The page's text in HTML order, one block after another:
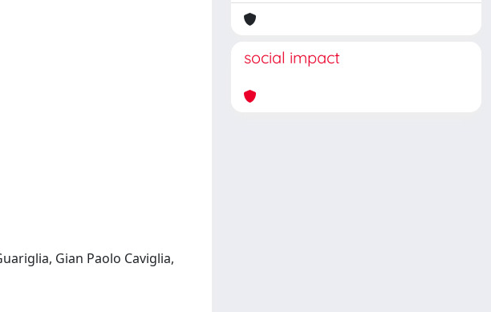
Gian Paolo Caviglia,
social impact